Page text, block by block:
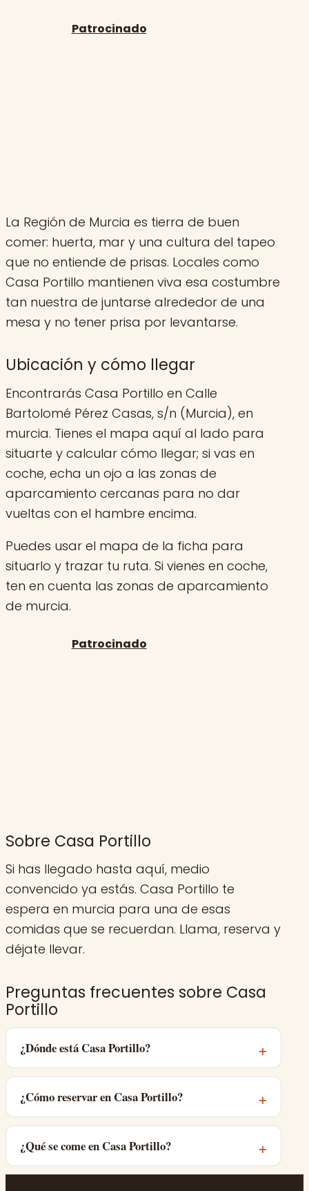
La Región de Murcia es tierra de buen
comer: huerta, mar y una cultura del tapeo
que no entiende de prisas. Locales como
Casa Portillo mantienen viva esa costumbre
tan nuestra de juntarse alrededor de una
mesa y no tener prisa por levantarse.
Ubicación y cómo llegar
Encontrarás Casa Portillo en Calle
Bartolomé Pérez Casas, s/n (Murcia), en
murcia. Tienes el mapa aquí al lado para
situarte y calcular cómo llegar; si vas en
coche, echa un ojo a las zonas de
aparcamiento cercanas para no dar
vueltas con el hambre encima.
Puedes usar el mapa de la ficha para
situarlo y trazar tu ruta. Si vienes en coche,
ten en cuenta las zonas de aparcamiento
de murcia.
Sobre Casa Portillo
Si has llegado hasta aquí, medio
convencido ya estás. Casa Portillo te
espera en murcia para una de esas
comidas que se recuerdan. Llama, reserva y
déjate llevar.
Preguntas frecuentes sobre Casa
Portillo
¿Dónde está Casa Portillo?
¿Cómo reservar en Casa Portillo?
¿Qué se come en Casa Portillo?